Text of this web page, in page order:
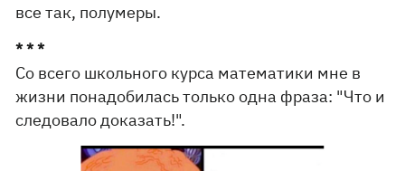
все так, полумеры.
* * *
Со всего школьного курса математики мне в
жизни понадобилась только одна фраза: "Что и
следовало доказать!".